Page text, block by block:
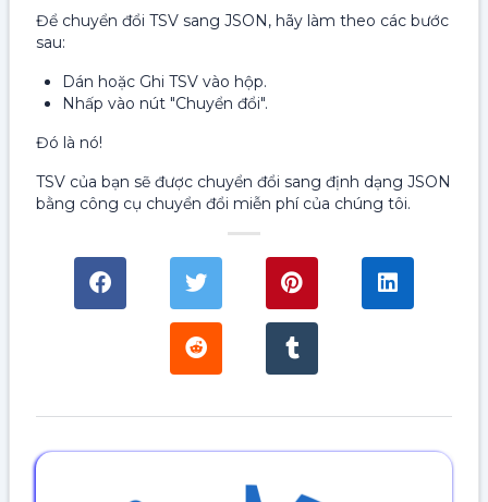
Để chuyển đổi TSV sang JSON, hãy làm theo các bước
sau:
Dán hoặc Ghi TSV vào hộp.
Nhấp vào nút "Chuyển đổi".
Đó là nó!
TSV của bạn sẽ được chuyển đổi sang định dạng JSON
bằng công cụ chuyển đổi miễn phí của chúng tôi.